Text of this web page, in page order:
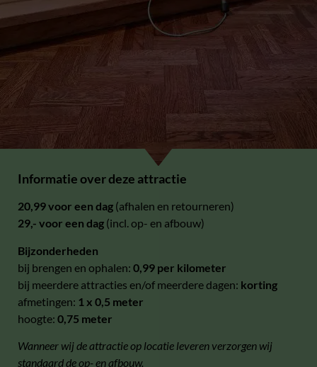
Informatie over deze attractie
20,99 voor een dag (afhalen en retourneren)
29,- voor een dag (incl. op- en afbouw)
Bijzonderheden
bij brengen en ophalen: 0,99 per kilometer
bij meerdere attracties en/of meerdere dagen: korting
afmetingen: 1 x 0,5 meter
hoogte: 0,75 meter
Wanneer wij de attractie op locatie leveren verzorgen wij
standaard de op- en afbouw.